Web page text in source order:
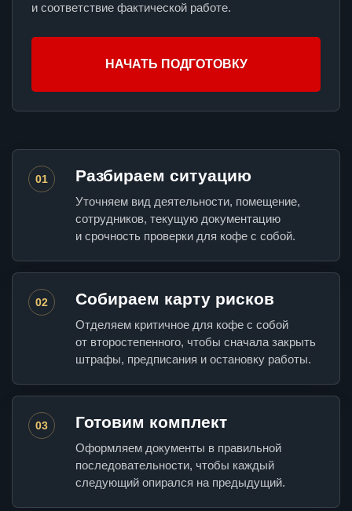
и соответствие фактической работе.
НАЧАТЬ ПОДГОТОВКУ
01 Разбираем ситуацию
Уточняем вид деятельности, помещение,
сотрудников, текущую документацию
и срочность проверки для кофе с собой.
02 Собираем карту рисков
Отделяем критичное для кофе с собой
от второстепенного, чтобы сначала закрыть
штрафы, предписания и остановку работы.
03 Готовим комплект
Оформляем документы в правильной
последовательности, чтобы каждый
следующий опирался на предыдущий.